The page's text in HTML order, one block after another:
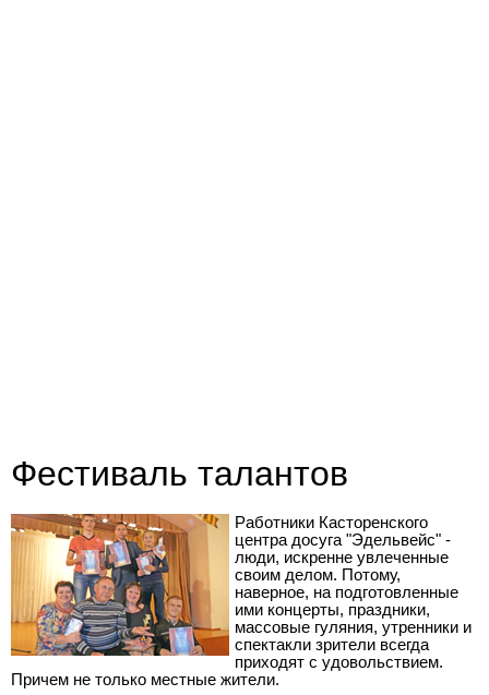
Фестиваль талантов
Работники Касторенского
центра досуга "Эдельвейс" -
люди, искренне увлеченные
своим делом. Потому,
наверное, на подготовленные
ими концерты, праздники,
массовые гуляния, утренники и
спектакли зрители всегда
приходят с удовольствием.
Причем не только местные жители.